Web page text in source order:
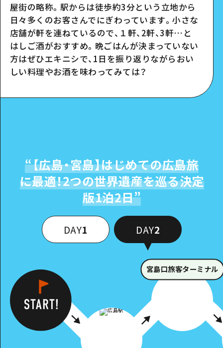
屋街の略称。駅からは徒歩約3分という立地から
日々多くのお客さんでにぎわっています。小さな
店舗が軒を連ねているので、１軒、 2軒、3軒…と
はしご酒がおすすめ。晩ごはんが決まっていない
方はぜひエキニシで、 1 日を振り返りながらおい
しい料理やお酒を味わってみては？
“【広島・宮島】はじめての広島旅
に最適！2つの世界遺産を巡る決定
版1泊2日”
DAY1 DAY2
宮島口旅客ターミナル